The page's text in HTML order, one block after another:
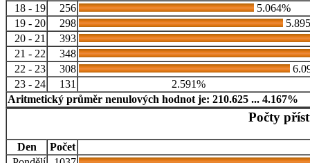
18 - 19
256
5.064%
19 - 20
298
20 - 21
393
21 - 22
348
22 - 23
308
23 - 24
131
2.591%
Aritmetický průměr nenulových hodnot je: 210.625 ... 4.167%
Počty
Den
Počet